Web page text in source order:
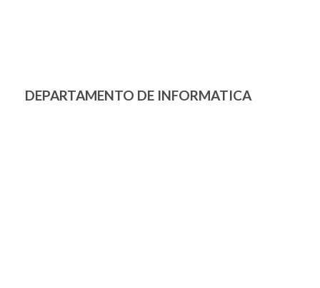
DEPARTAMENTO DE INFORMATICA